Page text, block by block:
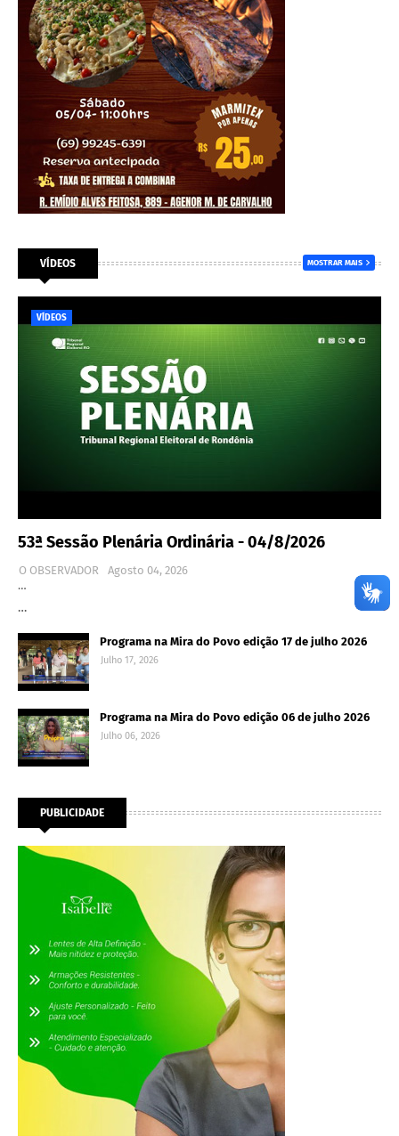
VÍDEOS MOSTRAR MAIS
VÍDEOS
53ª Sessão Plenária Ordinária - 04/8/2026
O OBSERVADOR
Agosto 04, 2026
…
…
Programa na Mira do Povo edição 17 de julho 2026
Julho 17, 2026
Programa na Mira do Povo edição 06 de julho 2026
Julho 06, 2026
PUBLICIDADE